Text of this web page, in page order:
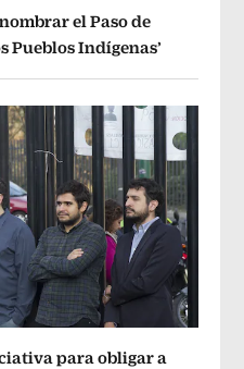
el Paso de
Pueblos Indígenas’
para obligar a